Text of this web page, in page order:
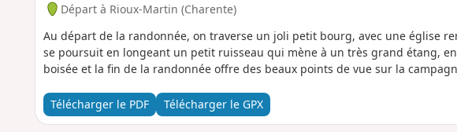
Départ à Rioux-Martin (Charente)
Au départ de la randonnée, on traverse un joli petit bourg, avec une église
se poursuit en longeant un petit ruisseau qui mène à un très grand étang,
boisée et la fin de la randonnée offre des beaux points de vue sur la
Télécharger le PDF Télécharger le GPX